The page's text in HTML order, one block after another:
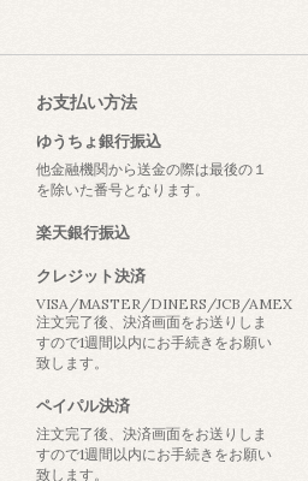
お支払い方法
ゆうちょ銀行振込
他金融機関から送金の際は最後の１
を除いた番号となります。
楽天銀行振込
クレジット決済
VISA/MASTER/DINERS/JCB/AMEX
注文完了後、決済画面をお送りしま
すので1週間以内にお手続きをお願い
致します。
ペイパル決済
注文完了後、決済画面をお送りしま
すので1週間以内にお手続きをお願い
致します。